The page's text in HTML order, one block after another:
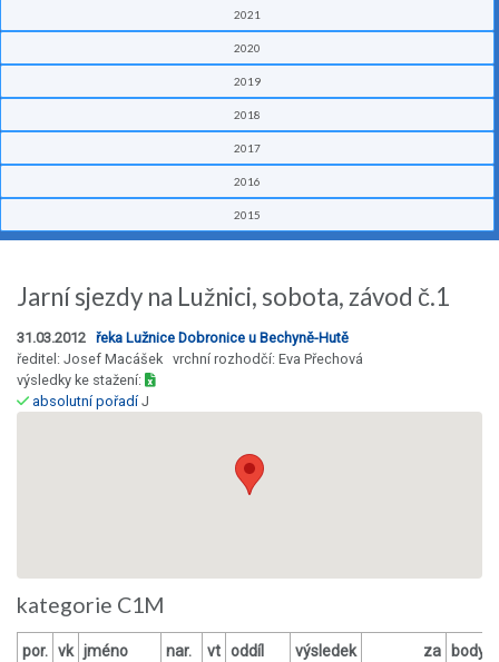
2021
2020
2019
2018
2017
2016
2015
Jarní sjezdy na Lužnici, sobota, závod č.1
31.03.2012 řeka Lužnice Dobronice u Bechyně-Hutě
ředitel: Josef Macášek vrchní rozhodčí: Eva Přechová
výsledky ke stažení:
absolutní pořadíJ
kategorie C1M
por. vk jméno nar. vt oddíl výsledek
za
body